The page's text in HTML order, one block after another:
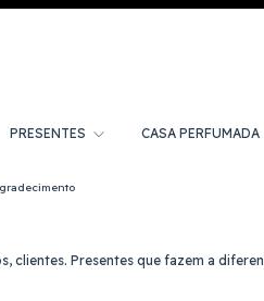
PRESENTES CASA PERFUMADA
clientes. Presentes que fazem a